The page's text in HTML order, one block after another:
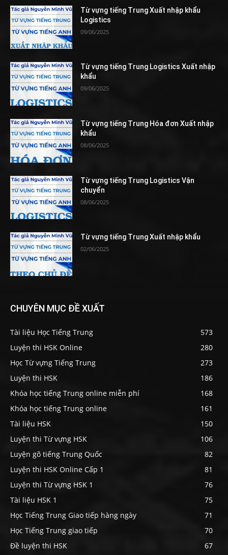
Từ vựng tiếng Trung Xuất nhập khẩu
Logistics
09/06/2025
Từ vựng tiếng Trung Logistics Xuất nhập
khẩu
09/06/2025
Từ vựng tiếng Trung Hóa đơn Xuất nhập
khẩu
08/06/2025
Từ vựng tiếng Trung Logistics Vận
chuyển
08/06/2025
Từ vựng tiếng Trung Xuất nhập khẩu
02/06/2025
CHUYÊN MỤC ĐỀ XUẤT
Tài liệu Học Tiếng Trung
573
Luyện thi HSK Online
280
Học Từ vựng Tiếng Trung
273
Luyện thi HSK
186
Khóa học tiếng Trung online miễn phí
168
Khóa học tiếng Trung online
161
Tài liệu HSK
150
Luyện thi Từ vựng HSK
106
Luyện gõ tiếng Trung Quốc
82
Luyện thi HSK Online Cấp 1
81
Luyện thi Từ vựng HSK 1
76
Tài liệu HSK 1
75
Học Tiếng Trung Giao tiếp hàng ngày
71
Học Tiếng Trung giao tiếp
70
Đề luyện thi HSK
67